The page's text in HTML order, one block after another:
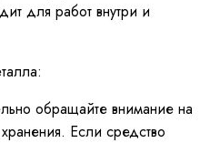
для работ внутри и
обращайте внимание на
Если средство